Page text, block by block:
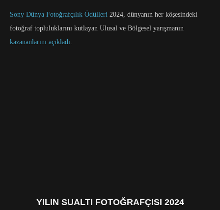
Sony Dünya Fotoğrafçılık Ödülleri 2024, dünyanın her köşesindeki
fotoğraf topluluklarını kutlayan Ulusal ve Bölgesel yarışmanın
kazananlarını açıkladı
YILIN SUALTI FOTOĞRAFÇISI 2024